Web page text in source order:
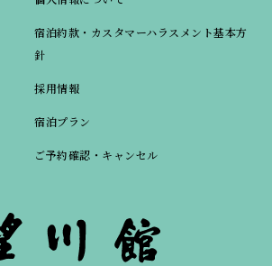
宿泊約款・カスタマーハラスメント基本方
針
採用情報
宿泊プラン
ご予約確認・キャンセル